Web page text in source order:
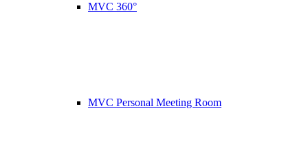
MVC 360°
MVC Personal Meeting Room